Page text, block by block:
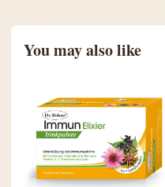
You may also like